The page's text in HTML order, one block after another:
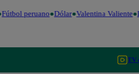
peruano Dólar Valentina Valiente
TV